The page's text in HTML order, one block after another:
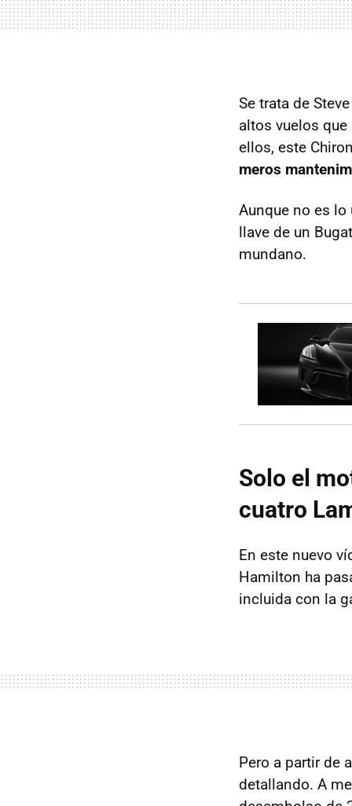
Se trata de
altos vuelos
ellos, este
meros
Aunque no es
llave de un
mundano.
Solo el
cuatro
En este nuevo
Hamilton ha
incluida con la
Pero a partir de
detallando. A